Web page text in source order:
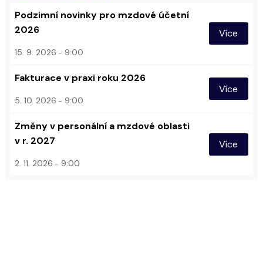
Podzimní novinky pro mzdové účetní
2026
15. 9. 2026 9:00
Více
Fakturace v praxi roku 2026
5. 10. 2026 9:00
Více
Změny v personální a mzdové oblasti
v r. 2027
2. 11. 2026 9:00
Více